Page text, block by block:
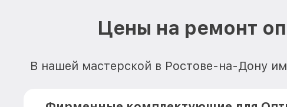
Цены на ремонт
В нашей мастерской в Ростове-на-Дону